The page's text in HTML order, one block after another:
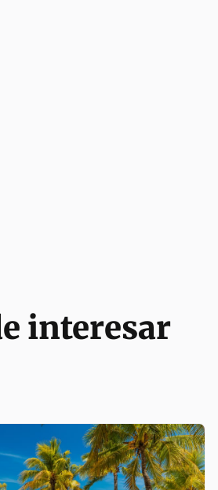
interesar